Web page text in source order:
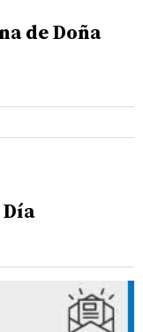
de Doña